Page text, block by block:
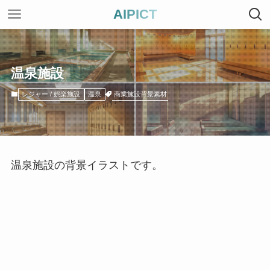
AIPICT
温泉施設
レジャー / 娯楽施設 温泉 商業施設背景素材
温泉施設の背景イラストです。